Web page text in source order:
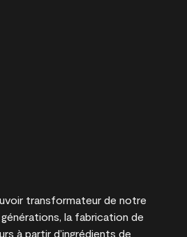
transformateur de notre
la fabrication de
à partir d’ingrédients de